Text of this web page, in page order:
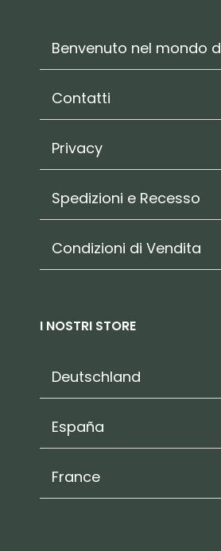
Benvenuto nel mondo
Contatti
Privacy
Spedizioni e Recesso
Condizioni di Vendita
I NOSTRI STORE
Deutschland
España
France